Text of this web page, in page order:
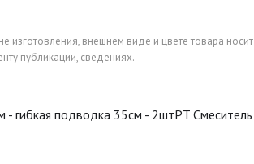
изготовления, внешнем виде и цвете товара носит
публикации, сведениях.
- гибкая подводка 35см - 2штPT Смеситель